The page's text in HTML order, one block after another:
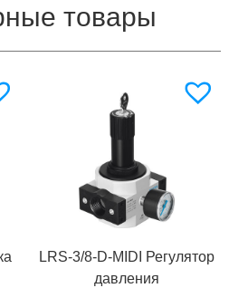
товары
LRS-3/8-D-MIDI Регулятор
давления